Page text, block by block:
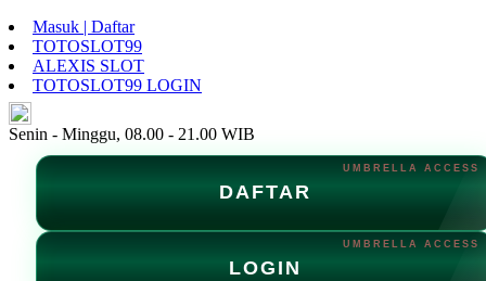
Masuk | Daftar
TOTOSLOT99
ALEXIS SLOT
TOTOSLOT99 LOGIN
Senin - Minggu, 08.00 - 21.00 WIB
DAFTAR
LOGIN